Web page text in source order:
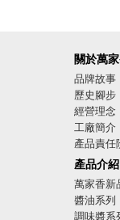
關於萬
品牌故事
歷史腳步
經營理念
工廠簡介
產品責任
廣告影音
產品介紹
萬家香新
醬油系列
調味醬系